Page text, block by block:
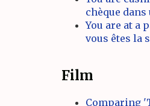
chèque
You are at a
vous êtes la
Film
Comparing